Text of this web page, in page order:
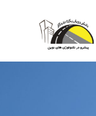
شرکت دانش‌ رویان یکتا ماندگارتولید کننده الیاف و افزودنی‌های نوین بتن و آسفالت